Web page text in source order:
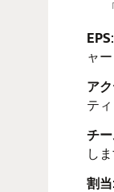
EPS
ャ
ア
テ
チ
しま
割当